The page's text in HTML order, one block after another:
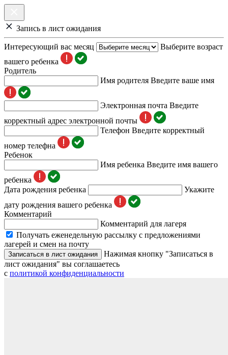
Запись в лист ожидания
Интересующий вас месяц
Выберите возраст
вашего ребенка
Родитель
Имя родителя Введите ваше имя
Электронная почта Введите
корректный адрес электронной почты
Телефон Введите корректный
номер телефна
Ребенок
Имя ребенка Введите имя вашего
ребенка
Дата рождения ребенка
Укажите
дату рождения вашего ребенка
Комментарий
Комментарий для лагеря
Получать еженедельную рассылку с предложениями
лагерей и смен на почту
Записаться в лист ожидания
Нажимая кнопку "Записаться в
лист ожидания" вы соглашаетесь
с политикой конфиденциальности